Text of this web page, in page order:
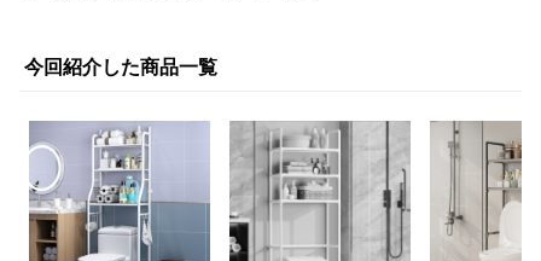
今回紹介した商品一覧